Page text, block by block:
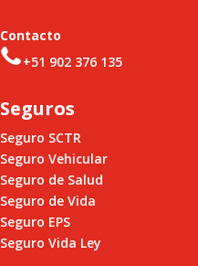
Contacto
+51 902 376 135
Seguros
Seguro SCTR
Seguro Vehicular
Seguro de Salud
Seguro de Vida
Seguro EPS
Seguro Vida Ley